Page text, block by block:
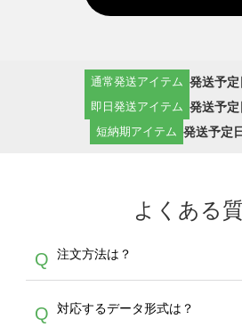
通常発送アイテム 発送予定
即日発送アイテム 発送予定
短納期アイテム 発送予定
よくある
Q 注文方法は？
A
生産にて承っております
Q 対応するデータ形式は？